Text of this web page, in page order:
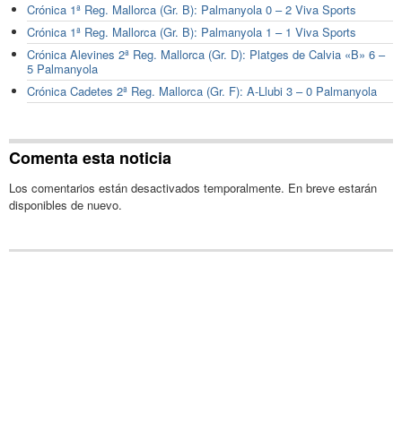
Crónica 1ª Reg. Mallorca (Gr. B): Palmanyola 0 – 2 Viva Sports
Crónica 1ª Reg. Mallorca (Gr. B): Palmanyola 1 – 1 Viva Sports
Crónica Alevines 2ª Reg. Mallorca (Gr. D): Platges de Calvia «B» 6 –
5 Palmanyola
Crónica Cadetes 2ª Reg. Mallorca (Gr. F): A-Llubi 3 – 0 Palmanyola
Comenta esta noticia
Los comentarios están desactivados temporalmente. En breve estarán
disponibles de nuevo.